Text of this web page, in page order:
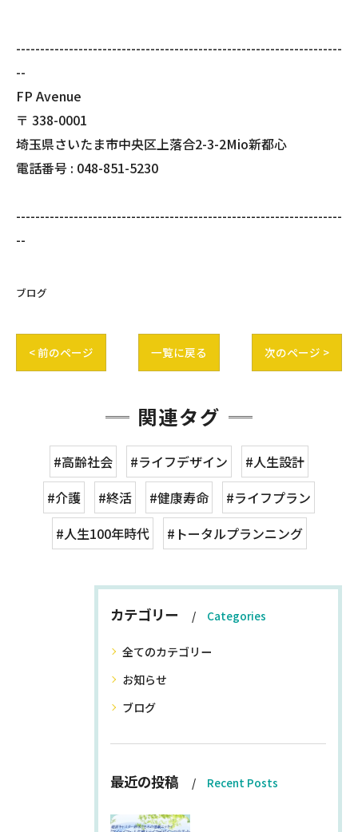
--------------------------------------------------------------------
--
FP Avenue
〒 338-0001
埼玉県さいたま市中央区上落合2-3-2Mio新都心
電話番号 : 048-851-5230
--------------------------------------------------------------------
--
ブログ
< 前のページ 一覧に戻る 次のページ >
関連タグ
#高齢社会 #ライフデザイン
#人生設計
#介護
#終活 #健康寿命
#ライフプラン
#人生100年時代
#トータルプランニング
カテゴリー Categories
全てのカテゴリー
お知らせ
ブログ
最近の投稿 Recent Posts